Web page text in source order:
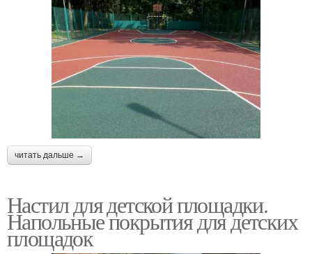
читать дальше →
Настил для детской площадки.
Напольные покрытия для детских
площадок